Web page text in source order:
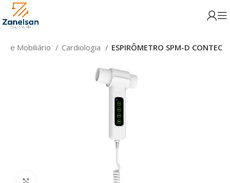
e Mobiliário Cardiologia ESPIRÔMETRO SPM-D CONTEC